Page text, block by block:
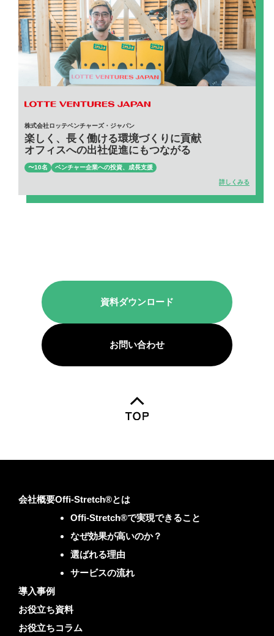
株式会社ロッテベンチャーズ・ジャパン
楽しく、長く働ける環境づくりに貢献
オフィスへの出社促進にもつながる
〜10名 ベンチャー企業への投資、成長支援
詳しくみる
資料ダウンロード
お問い合わせ
会社概要Offi-Stretch®とは
Offi-Stretch®で実現できること
なぜ効果が高いのか？
選ばれる理由
サービスの流れ
導入事例
お役立ち資料
お役立ちコラム